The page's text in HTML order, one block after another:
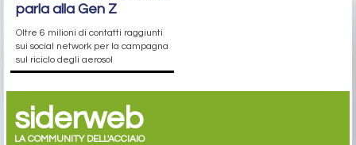
parla alla Gen Z
Oltre 6 milioni di contatti raggiunti
sui social network per la campagna
sul riciclo degli aerosol
siderweb
LA COMMUNITY DELL'ACCIAIO